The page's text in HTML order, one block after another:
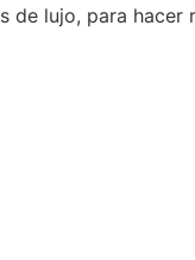
lujo, para hacer